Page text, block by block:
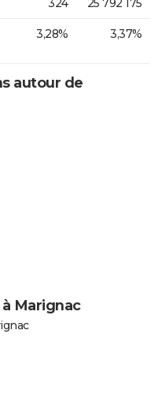
324 25 792 175
3,28% 3,37%
autour de
Marignac